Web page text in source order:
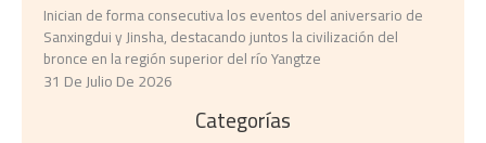
Inician de forma consecutiva los eventos del aniversario de
Sanxingdui y Jinsha, destacando juntos la civilización del
bronce en la región superior del río Yangtze
31 De Julio De 2026
Categorías